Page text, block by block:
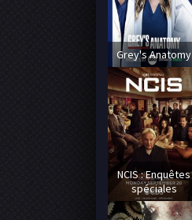
Grey's Anatomy
NCIS : Enquêtes
spéciales